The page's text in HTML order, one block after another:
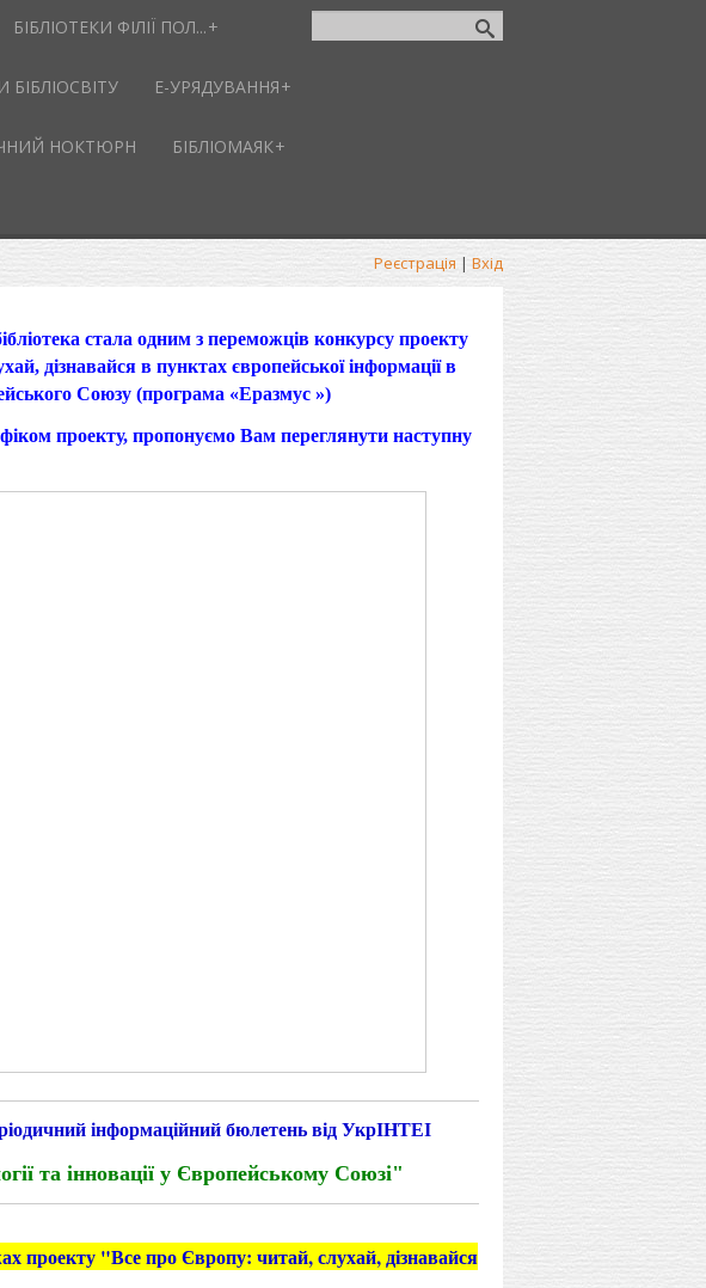
БІБЛІОТЕКИ ФІЛІЇ ПОЛ...
Е-УРЯДУВАННЯ
НОКТЮРН БІБЛІОМАЯК
Реєстрація | Вхід
стала одним з переможців конкурсу проекту
дізнавайся в пунктах європейської інформації в
Союзу (програма «Еразмус »)
проекту, пропонуємо Вам переглянути наступну
інформаційний бюлетень від УкрІНТЕІ
та інновації у Європейському Союзі"
проекту "Все про Європу: читай, слухай, дізнавайся